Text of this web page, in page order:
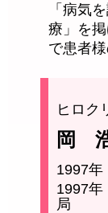
「病気
療」を
で患者
ヒロ
岡
1997年
1997年
局